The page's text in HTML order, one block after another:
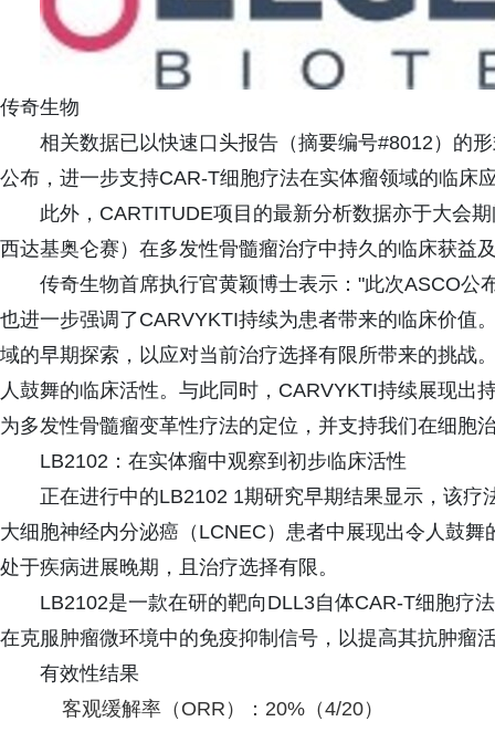
传奇生物
相关数据已以快速口头报告（摘要编号#8012）的
公布，进一步支持CAR-T细胞疗法在实体瘤领域的临床
此外，CARTITUDE项目的最新分析数据亦于大会
西达基奥仑赛）在多发性骨髓瘤治疗中持久的临床获益
传奇生物首席执行官黄颖博士表示："此次ASCO
也进一步强调了CARVYKTI持续为患者带来的临床价值
域的早期探索，以应对当前治疗选择有限所带来的挑战
人鼓舞的临床活性。与此同时，CARVYKTI持续展现出
为多发性骨髓瘤变革性疗法的定位，并支持我们在细胞
LB2102：在实体瘤中观察到初步临床活性
正在进行中的LB2102 1期研究早期结果显示，该
大细胞神经内分泌癌（LCNEC）患者中展现出令人鼓
处于疾病进展晚期，且治疗选择有限。
LB2102是一款在研的靶向DLL3自体CAR-T细胞疗
在克服肿瘤微环境中的免疫抑制信号，以提高其抗肿瘤
有效性结果
客观缓解率（ORR）：20%（4/20）